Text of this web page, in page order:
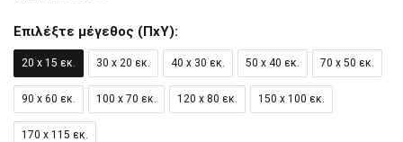
Επιλέξτε μέγεθος (ΠxΥ):
20 x 15 εκ. 30 x 20 εκ. 40 x 30 εκ. 50 x 40 εκ. 70 x 50 εκ.
90 x 60 εκ. 100 x 70 εκ. 120 x 80 εκ. 150 x 100 εκ.
170 x 115 εκ.